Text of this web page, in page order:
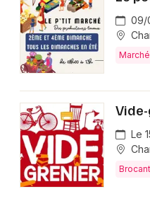
Spectacles
Concerts
Soirées
Sorties famille
Montpellier
Nantes
Nice
Paris
Strasbourg
Toulouse
Toutes les villes
09/
Le